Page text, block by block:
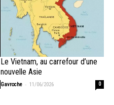
Le Vietnam, au carrefour d’une
nouvelle Asie
Gavroche - 11/06/2026 0